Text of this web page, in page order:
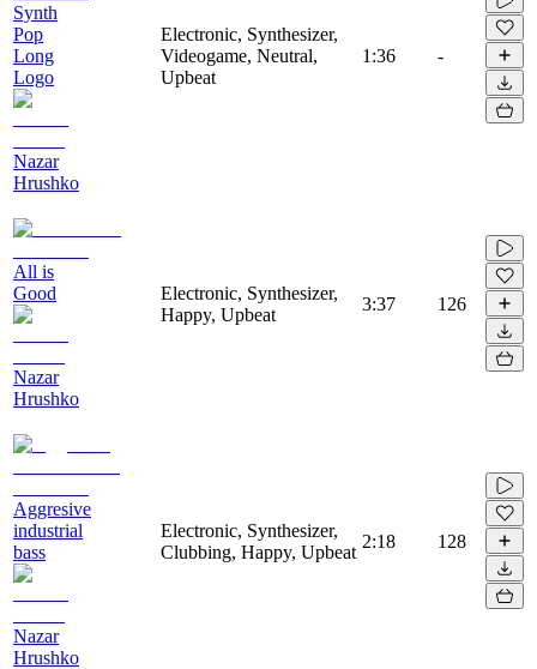
Synth
Pop
Long
Logo
Nazar
Hrushko
Electronic, Synthesizer,
Videogame, Neutral,
Upbeat
1:36 -
All is
Good
Nazar
Hrushko
Electronic, Synthesizer,
Happy, Upbeat
3:37 126
Aggresive
industrial
bass
Nazar
Hrushko
Electronic, Synthesizer,
Clubbing, Happy, Upbeat
2:18 128